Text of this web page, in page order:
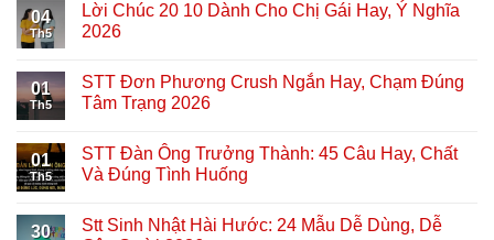
04
Th5
Lời Chúc 20 10 Dành Cho Chị Gái Hay, Ý Nghĩa
2026
01
Th5
STT Đơn Phương Crush Ngắn Hay, Chạm Đúng
Tâm Trạng 2026
01
Th5
STT Đàn Ông Trưởng Thành: 45 Câu Hay, Chất
Và Đúng Tình Huống
30
Stt Sinh Nhật Hài Hước: 24 Mẫu Dễ Dùng, Dễ